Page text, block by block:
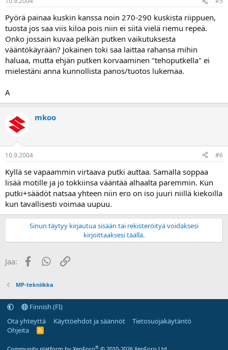
Pyörä painaa kuskin kanssa noin 270-290 kuskista riippuen,
tuosta jos saa viis kiloa pois niin ei siitä vielä riemu repeä.
Onko jossain kuvaa pelkän putken vaikutuksesta
vääntökäyrään? Jokainen toki saa laittaa rahansa mihin
haluaa, mutta ehjän putken korvaaminen "tehoputkella" ei
mielestäni anna kunnollista panos/tuotos lukemaa.
A
mkoo
10.9.2004 #6
Kyllä se vapaammin virtaava putki auttaa. Samalla soppaa
lisää motille ja jo tokkiinsa vääntää alhaalta paremmin. Kun
putki+säädöt natsaa yhteen niin ero on iso juuri niillä kiekoilla
kun tavallisesti voimaa uupuu.
Sinun täytyy kirjautua sisään tai rekisteröityä voidaksesi
kirjoittaaksesi täällä.
Jaa: FacebookWhatsApp
Linkki
MP-tekniikka
Finnish (FI)
Ota yhteyttä
Käyttöehdot ja säännöt
Tietosuojakäytäntö
Ohjeita
R
®